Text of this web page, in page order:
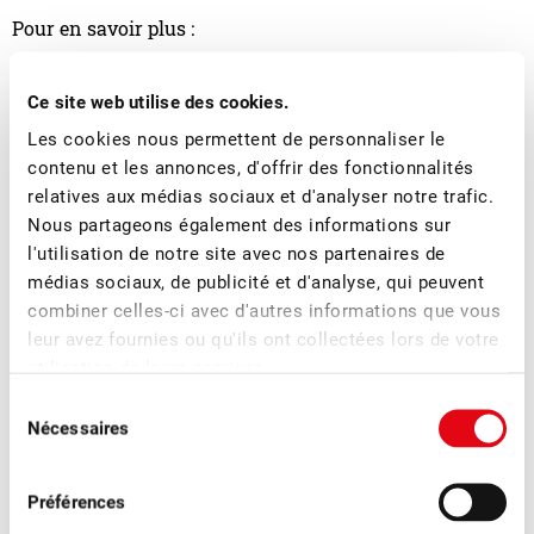
Ce site web utilise des cookies.
Les cookies nous permettent de personnaliser le
contenu et les annonces, d'offrir des fonctionnalités
relatives aux médias sociaux et d'analyser notre trafic.
Nous partageons également des informations sur
l'utilisation de notre site avec nos partenaires de
médias sociaux, de publicité et d'analyse, qui peuvent
combiner celles-ci avec d'autres informations que vous
leur avez fournies ou qu'ils ont collectées lors de votre
Nécessaires
Préférences
Pour en savoir plus :
Jimmy Mariéthoz
Directeur